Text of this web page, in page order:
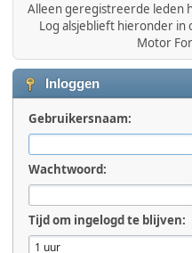
Alleen geregistreerde leden
Log alsjeblieft hieronder in
Motor
Inloggen
Gebruikersnaam:
Wachtwoord:
Tijd om ingelogd te blijven: